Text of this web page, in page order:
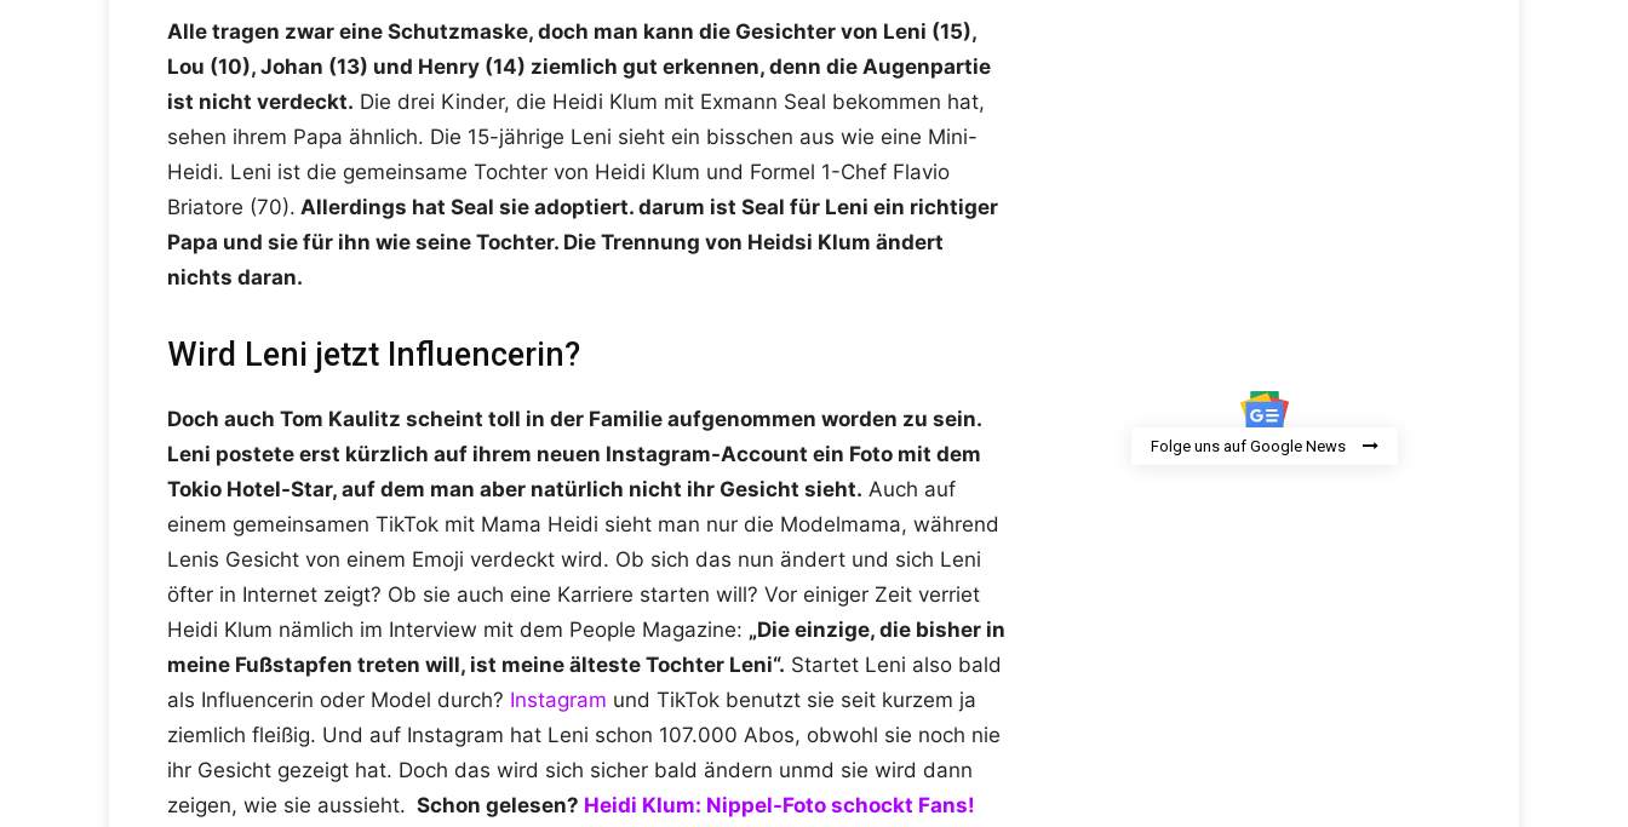
Alle tragen zwar eine Schutzmaske, doch man kann die Gesichter von Leni (15),
Lou (10), Johan (13) und Henry (14) ziemlich gut erkennen, denn die Augenpartie
ist nicht verdeckt. Die drei Kinder, die Heidi Klum mit Exmann Seal bekommen hat,
sehen ihrem Papa ähnlich. Die 15-jährige Leni sieht ein bisschen aus wie eine Mini-
Heidi. Leni ist die gemeinsame Tochter von Heidi Klum und Formel 1-Chef Flavio
Briatore (70). Allerdings hat Seal sie adoptiert. darum ist Seal für Leni ein richtiger
Papa und sie für ihn wie seine Tochter. Die Trennung von Heidsi Klum ändert
nichts daran.
Wird Leni jetzt Influencerin?
Doch auch Tom Kaulitz scheint toll in der Familie aufgenommen worden zu sein.
Leni postete erst kürzlich auf ihrem neuen Instagram-Account ein Foto mit dem
Tokio Hotel-Star, auf dem man aber natürlich nicht ihr Gesicht sieht. Auch auf
einem gemeinsamen TikTok mit Mama Heidi sieht man nur die Modelmama, während
Lenis Gesicht von einem Emoji verdeckt wird. Ob sich das nun ändert und sich Leni
öfter in Internet zeigt? Ob sie auch eine Karriere starten will? Vor einiger Zeit verriet
Heidi Klum nämlich im Interview mit dem People Magazine: „Die einzige, die bisher in
meine Fußstapfen treten will, ist meine älteste Tochter Leni“. Startet Leni also bald
als Influencerin oder Model durch? Instagram und TikTok benutzt sie seit kurzem ja
ziemlich fleißig. Und auf Instagram hat Leni schon 107.000 Abos, obwohl sie noch nie
ihr Gesicht gezeigt hat. Doch das wird sich sicher bald ändern unmd sie wird dann
zeigen, wie sie aussieht. Schon gelesen? Heidi Klum: Nippel-Foto schockt Fans!
Folge uns auf Google News